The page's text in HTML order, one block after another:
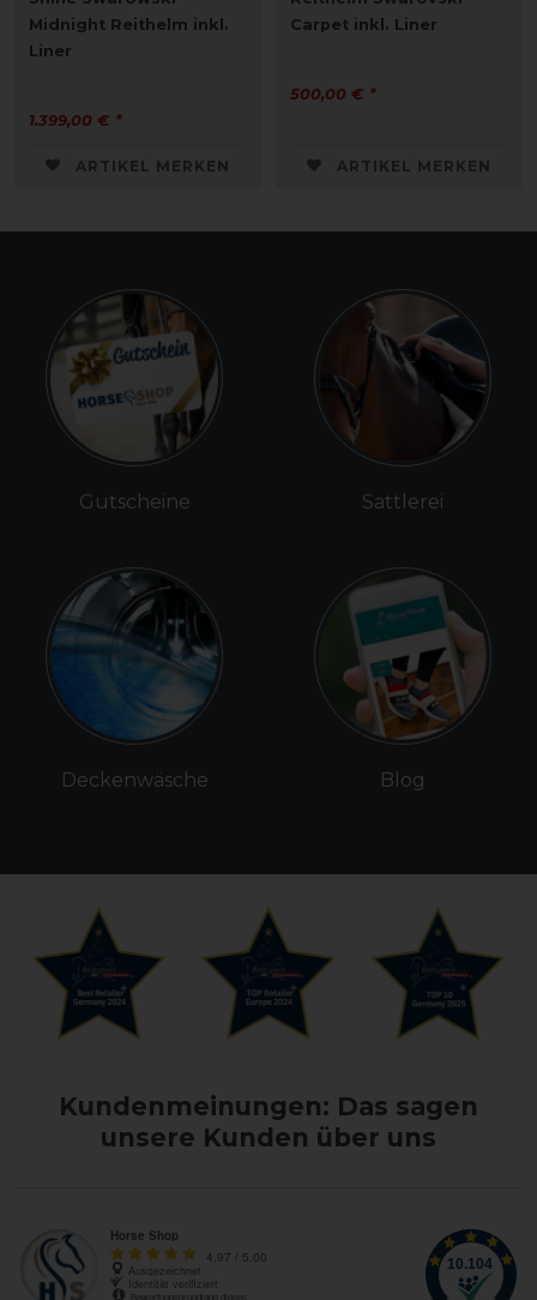
Midnight Reithelm inkl.
Liner
1.399,00 € *
ARTIKEL MERKEN
Carpet inkl. Liner
500,00 € *
ARTIKEL MERKEN
Gutscheine
Deckenwäsche
Sattlerei
Blog
Kundenmeinungen: Das sagen
unsere Kunden über uns